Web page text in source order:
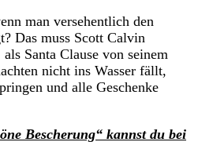
man versehentlich den
Das muss Scott Calvin
Santa Clause von seinem
nicht ins Wasser fällt,
und alle Geschenke
Bescherung“ kannst du bei